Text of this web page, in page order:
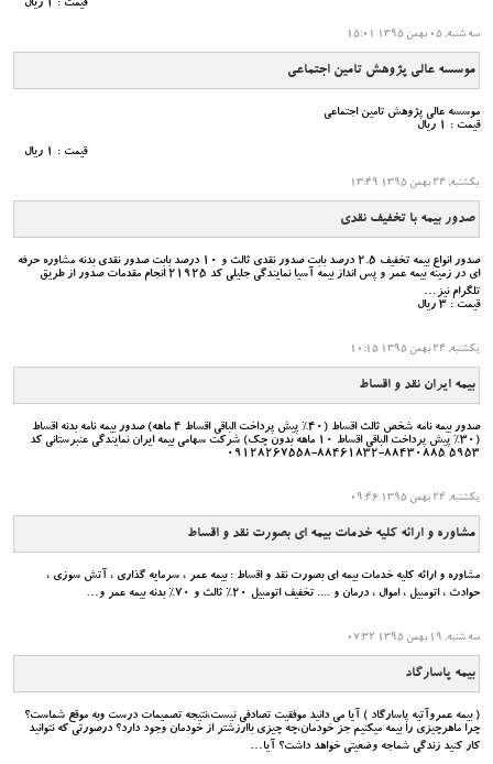
قیمت : 1 ریال
سه شنبه, 05 بهمن 1395 15:01
موسسه عالی پژوهش تامین اجتماعی
موسسه عالی پژوهش تامین اجتماعی
قیمت : 1 ریال
قیمت : 1 ریال
یکشنبه, 24 بهمن 1395 13:49
صدور بیمه با تخفیف نقدی
صدور انواع بیمه تخفیف 2.5 درصد بابت صدور نقدی ثالث و 10 درصد بابت صدور نقدی بدنه مشاوره حرفه
ای در زمینه بیمه عمر و پس انداز بیمه آسیا نمایندگی جلیلی کد 21925 انجام مقدمات صدور از طریق
تلگرام نیز…
قیمت : 3 ریال
یکشنبه, 24 بهمن 1395 10:15
بیمه ایران نقد و اقساط
صدور بیمه نامه شخص ثالث اقساط (40% پیش پرداخت الباقی اقساط 4 ماهه) صدور بیمه نامه بدنه اقساط
(30% پیش پرداخت الباقی اقساط 10 ماهه بدون چک) شرکت سهامی بیمه ایران نمایندگی عنبرستانی کد
5953 88430885-88461832-09128267558
یکشنبه, 24 بهمن 1395 09:46
مشاوره و ارائه کلیه خدمات بیمه ای بصورت نقد و اقساط
مشاوره و ارائه کلیه خدمات بیمه ای بصورت نقد و اقساط : بیمه عمر ، سرمایه گذاری ، آتش سوزی ،
حوادث ، اتومبیل ، اموال ، درمان و .... تخفیف اتومبیل 20% ثالث و 70% بدنه بیمه عمر و…
سه شنبه, 19 بهمن 1395 07:32
بیمه پاسارگاد
( بیمه عمروآتیه پاسارگاد ) آیا می دانید موفقیت تصادفی نیست،نتیجه تصمیمات درست وبه موقع شماست؟
چرا ماهرچیزی را بیمه میکنیم جز خودمان،چه چیزی باارزشتر از خودمان وجود دارد؟ درصورتی که نتوانید
کار کنید زندگی شماجه وضعیتی خواهد داشت؟ آیا…